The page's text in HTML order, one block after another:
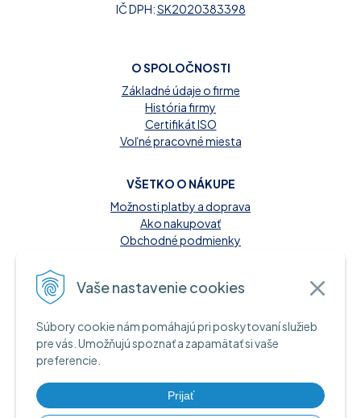
Vaše nastavenie cookies
Súbory cookie nám pomáhajú pri poskytovaní služieb
pre vás. Umožňujú spoznať a zapamätať si vaše
preferencie.
Prijať
IČ DPH:SK2020383398
O SPOLOČNOSTI
Základné údaje o firme
História firmy
Certifikát ISO
Voľné pracovné miesta
VŠETKO O NÁKUPE
Možnosti platby a doprava
Ako nakupovať
Obchodné podmienky
MOŽNOSTI PLATBY
A INFORMAČNÉ ZDROJE
Platba kartou online